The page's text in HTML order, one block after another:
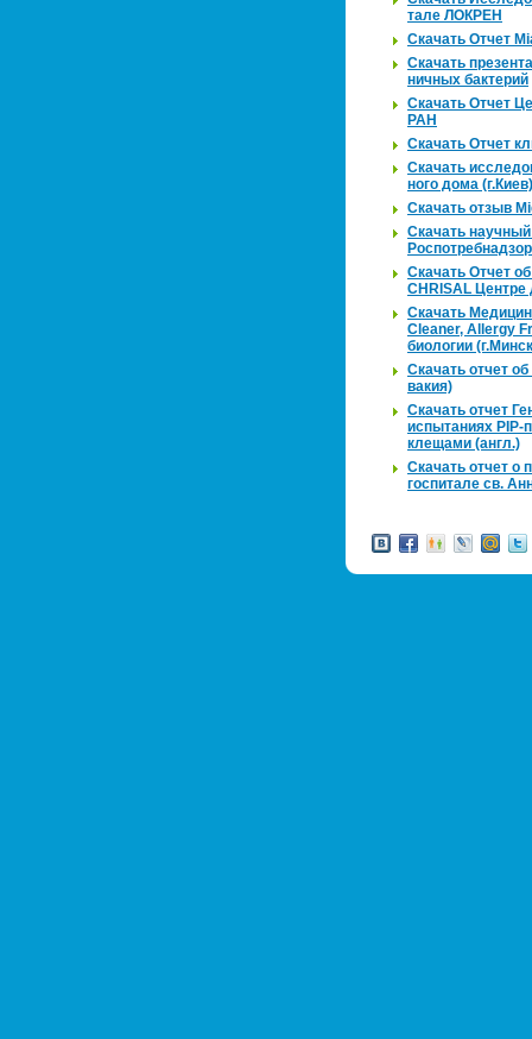
та­ле ЛО­КРЕН
Ска­чать Отчет
Ска­чать
нич­ных бак­те­рий
Ска­чать Отчет
РАН
Ска­чать Отчет
Ска­чать
но­го дома (г.Киев)
Ска­чать отзыв
Ска­чать
Ска­чать Отчет
CHRISAL Цен­тре
Ска­чать
Cleaner, Allergy
био­ло­гии
Ска­чать отчет
ва­кия)
Ска­чать отчет
ис­пы­та­ни­ях
кле­ща­ми (англ.)
Ска­чать отчет о
гос­пи­та­ле св.